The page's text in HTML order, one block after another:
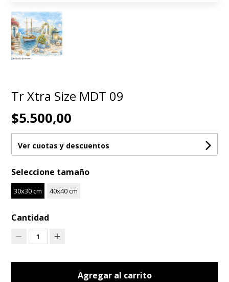
Tr Xtra Size MDT 09
$5.500,00
Ver cuotas y descuentos
Seleccione tamaño
30x30 cm 40x40 cm
Cantidad
1
Agregar al carrito